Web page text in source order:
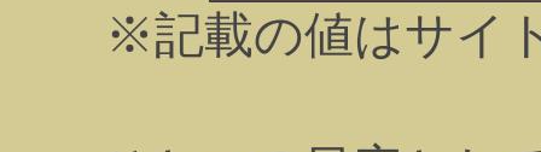
※記載の値はサイ